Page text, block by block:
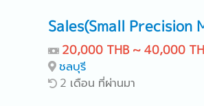
Sales(Small Precision
20,000 THB ~ 40,000
ชลบุรี
2 เดือน ที่ผ่านมา